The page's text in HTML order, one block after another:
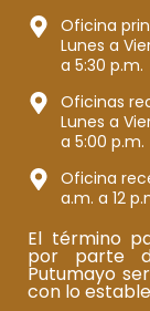
Oficina
Lunes a
a 5:30 p.m.
Oficinas
Lunes a
a 5:00 p.m.
Oficina
a.m. a 12
El término
por parte
Putumayo
con lo